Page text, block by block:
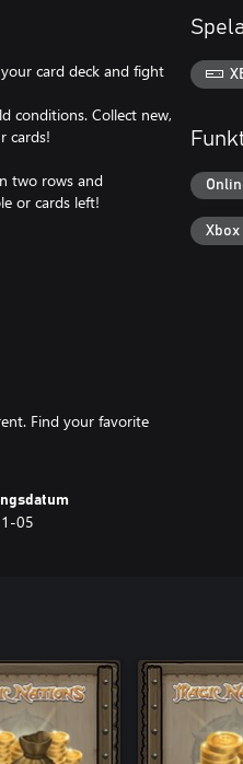
card deck and fight
conditions. Collect new,
cards!
two rows and
or cards left!
Find your favorite
05